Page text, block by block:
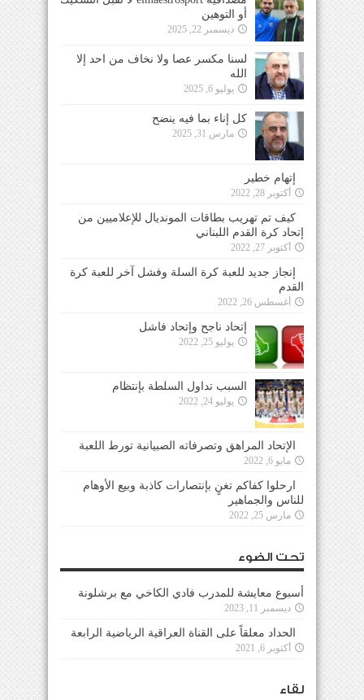
أو التوهين
ديسمبر 22, 2025
لسنا مكسر عصا ولا نخاف من احد إلا
الله
يوليو 6, 2025
كل إناء بما فيه ينضح
مارس 31, 2025
إتهام خطير
أكتوبر 28, 2022
كيف تم تهريب بطاقات المونديال للإعلاميين من
إتحاد كرة القدم اللبناني
أكتوبر 27, 2022
إنجاز جديد للعبة كرة السلة وفشل آخر للعبة كرة
القدم
أغسطس 26, 2022
إتحاد ناجح وإتحاد فاشل
يوليو 25, 2022
السبب تداول السلطة بإنتظام
يوليو 24, 2022
الإتحاد المراهق وتصرفاته الصبيانية تورط اللعبة
مايو 6, 2022
ارحلوا كفاكم تغنٍ بإنتصارات كاذبة وبيع الأوهام
للناس والجماهير
مارس 25, 2022
تحت الضوء
أسبوع معايشة للمدرب فادي الكاخي مع برشلونة
ديسمبر 11, 2023
الحداد معلقاً على القناة العراقية الرياضية الرابعة
أكتوبر 6, 2021
لقاء